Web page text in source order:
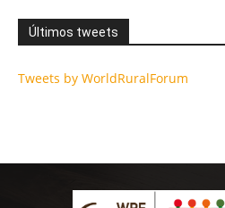
Últimos tweets
Tweets by WorldRuralForum